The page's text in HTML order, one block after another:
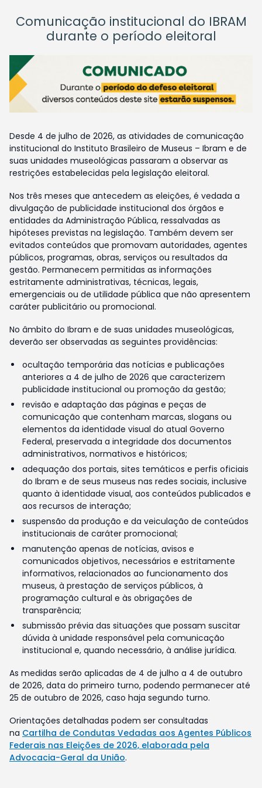
Comunicação institucional do IBRAM
durante o período eleitoral
Desde 4 de julho de 2026, as atividades de comunicação
institucional do Instituto Brasileiro de Museus – Ibram e de
suas unidades museológicas passaram a observar as
restrições estabelecidas pela legislação eleitoral.
Nos três meses que antecedem as eleições, é vedada a
divulgação de publicidade institucional dos órgãos e
entidades da Administração Pública, ressalvadas as
hipóteses previstas na legislação. Também devem ser
evitados conteúdos que promovam autoridades, agentes
públicos, programas, obras, serviços ou resultados da
gestão. Permanecem permitidas as informações
estritamente administrativas, técnicas, legais,
emergenciais ou de utilidade pública que não apresentem
caráter publicitário ou promocional.
No âmbito do Ibram e de suas unidades museológicas,
deverão ser observadas as seguintes providências:
ocultação temporária das notícias e publicações
anteriores a 4 de julho de 2026 que caracterizem
publicidade institucional ou promoção da gestão;
revisão e adaptação das páginas e peças de
comunicação que contenham marcas, slogans ou
elementos da identidade visual do atual Governo
Federal, preservada a integridade dos documentos
administrativos, normativos e históricos;
adequação dos portais, sites temáticos e perfis oficiais
do Ibram e de seus museus nas redes sociais, inclusive
quanto à identidade visual, aos conteúdos publicados e
aos recursos de interação;
suspensão da produção e da veiculação de conteúdos
institucionais de caráter promocional;
manutenção apenas de notícias, avisos e
comunicados objetivos, necessários e estritamente
informativos, relacionados ao funcionamento dos
museus, à prestação de serviços públicos, à
programação cultural e às obrigações de
transparência;
submissão prévia das situações que possam suscitar
dúvida à unidade responsável pela comunicação
institucional e, quando necessário, à análise jurídica.
As medidas serão aplicadas de 4 de julho a 4 de outubro
de 2026, data do primeiro turno, podendo permanecer até
25 de outubro de 2026, caso haja segundo turno.
Orientações detalhadas podem ser consultadas
na Cartilha de Condutas Vedadas aos Agentes Públicos
Federais nas Eleições de 2026, elaborada pela
Advocacia-Geral da União.